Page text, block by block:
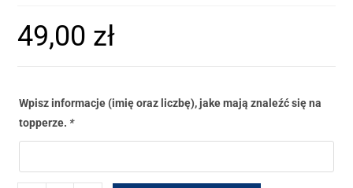
49,00 zł
Wpisz informacje (imię oraz liczbę), jake mają znaleźć się na
topperze. *